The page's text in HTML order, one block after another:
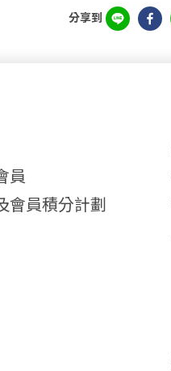
分享到
員
會員積分計劃